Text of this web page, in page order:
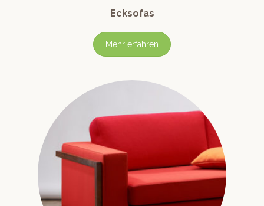
Ecksofas
Mehr erfahren